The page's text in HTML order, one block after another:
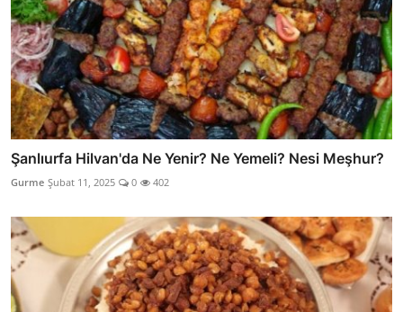
Şanlıurfa Hilvan'da Ne Yenir? Ne Yemeli? Nesi Meşhur?
Gurme Şubat 11, 2025 0 402